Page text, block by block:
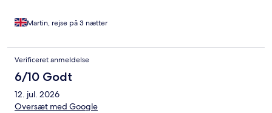
Martin, rejse på 3 nætter
Verificeret anmeldelse
6/10 Godt
12. jul. 2026
Oversæt med Google